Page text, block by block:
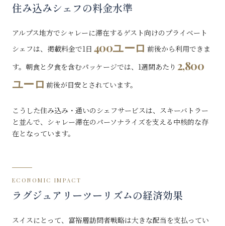
住み込みシェフの料金水準
アルプス地方でシャレーに滞在するゲスト向けのプライベート
シェフは、掲載料金で1日 400ユーロ 前後から利用できま
す。朝食と夕食を含むパッケージでは、1週間あたり 2,800
ユーロ 前後が目安とされています。
こうした住み込み・通いのシェフサービスは、スキーバトラー
と並んで、シャレー滞在のパーソナライズを支える中核的な存
在となっています。
ECONOMIC IMPACT
ラグジュアリーツーリズムの経済効果
スイスにとって、富裕層訪問者戦略は大きな配当を支払ってい